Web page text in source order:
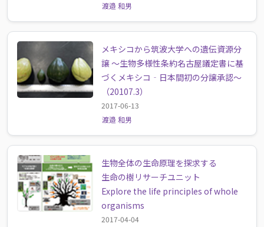
渡邉 和男
メキシコから筑波大学への遺伝資源分
譲 ～生物多様性条約名古屋議定書に基
づくメキシコ‐日本間初の分譲承認～
（20107.3）
2017-06-13
渡邉 和男
生物全体の生命原理を探求する
生命の樹リサーチユニット
Explore the life principles of whole
organisms
2017-04-04